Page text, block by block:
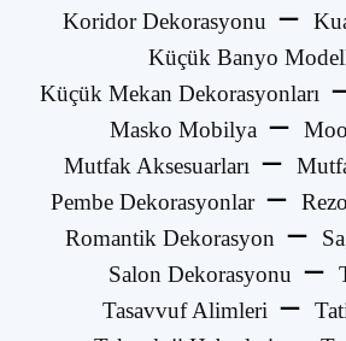
Koridor Dekorasyonu
Küçük Banyo
Küçük Mekan Dekorasyonları
Masko Mobilya
Mutfak Aksesuarları
Pembe Dekorasyonlar
Romantik Dekorasyon
Salon Dekorasyonu
Tasavvuf Alimleri